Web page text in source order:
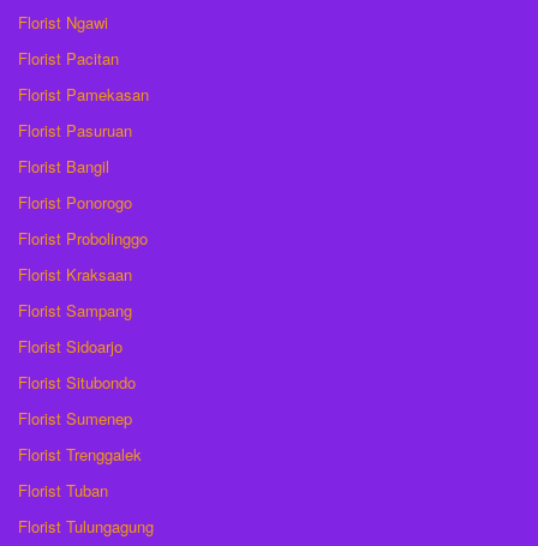
Florist Ngawi
Florist Pacitan
Florist Pamekasan
Florist Pasuruan
Florist Bangil
Florist Ponorogo
Florist Probolinggo
Florist Kraksaan
Florist Sampang
Florist Sidoarjo
Florist Situbondo
Florist Sumenep
Florist Trenggalek
Florist Tuban
Florist Tulungagung